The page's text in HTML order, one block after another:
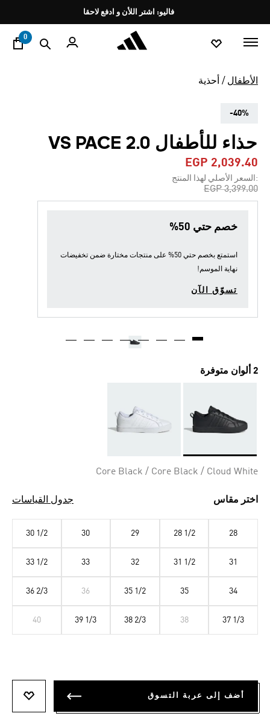
Pause
promotion
rotation
0
الأطفال أحذية
-40%
حذاء للأطفال VS PACE 2.0
EGP 2,039.40
:السعر الأصلي لهذا المنتج
Price reduced from
EGP 3,399.00
to
خصم حتي 50%
استمتع بخصم حتي 50% على منتجات مختارة ضمن
تخفيضات
نهاية الموسم!
تسوّق الآن
2 ألوان متوفرة
Core Black / Core Black / Cloud White
اختر مقاس جدول القياسات
28
28 1/2
29
30
30 1/2
31
31 1/2
32
33
33 1/2
34
35
35 1/2
36
36 2/3
37 1/3
38
38 2/3
39 1/3
40
أضف إلى عربة التسوق